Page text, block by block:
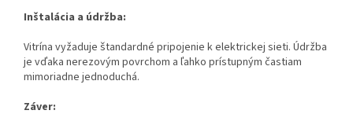
Inštalácia a údržba:
Vitrína vyžaduje štandardné pripojenie k elektrickej sieti. Údržba
je vďaka nerezovým povrchom a ľahko prístupným častiam
mimoriadne jednoduchá.
Záver: